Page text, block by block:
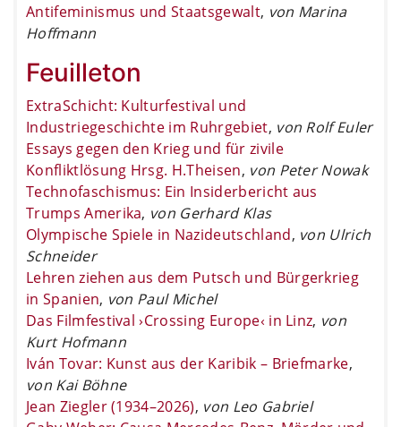
Antifeminismus und Staatsgewalt, von Marina
Hoffmann
Feuilleton
ExtraSchicht: Kulturfestival und
Industriegeschichte im Ruhrgebiet, von Rolf Euler
Essays gegen den Krieg und für zivile
Konfliktlösung Hrsg. H.Theisen, von Peter Nowak
Technofaschismus: Ein Insiderbericht aus
Trumps Amerika, von Gerhard Klas
Olympische Spiele in Nazideutschland, von Ulrich
Schneider
Lehren ziehen aus dem Putsch und Bürgerkrieg
in Spanien, von Paul Michel
Das Filmfestival ›Crossing Europe‹ in Linz, von
Kurt Hofmann
Iván Tovar: Kunst aus der Karibik – Briefmarke,
von Kai Böhne
Jean Ziegler (1934–2026), von Leo Gabriel